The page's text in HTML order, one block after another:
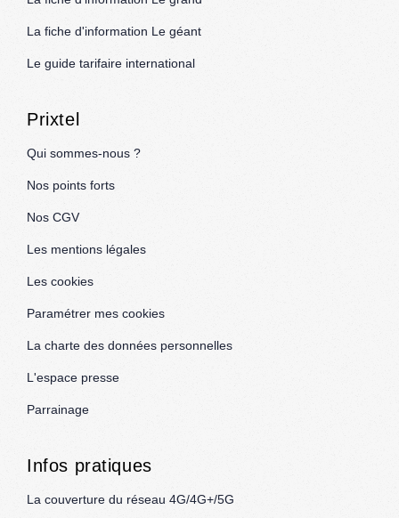
La fiche d'information Le géant
Le guide tarifaire international
Prixtel
Qui sommes-nous ?
Nos points forts
Nos CGV
Les mentions légales
Les cookies
Paramétrer mes cookies
La charte des données personnelles
L'espace presse
Parrainage
Infos pratiques
La couverture du réseau 4G/4G+/5G